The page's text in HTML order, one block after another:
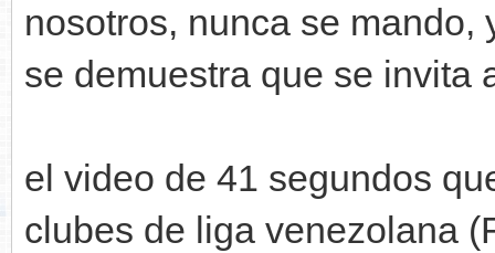
nosotros, nunca se
se demuestra que se invita
el video de 41 segundos
clubes de liga venezolana